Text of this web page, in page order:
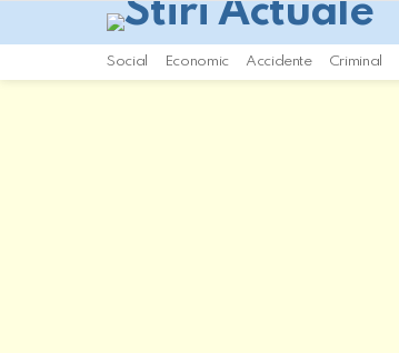
Social Economic Accidente Criminal